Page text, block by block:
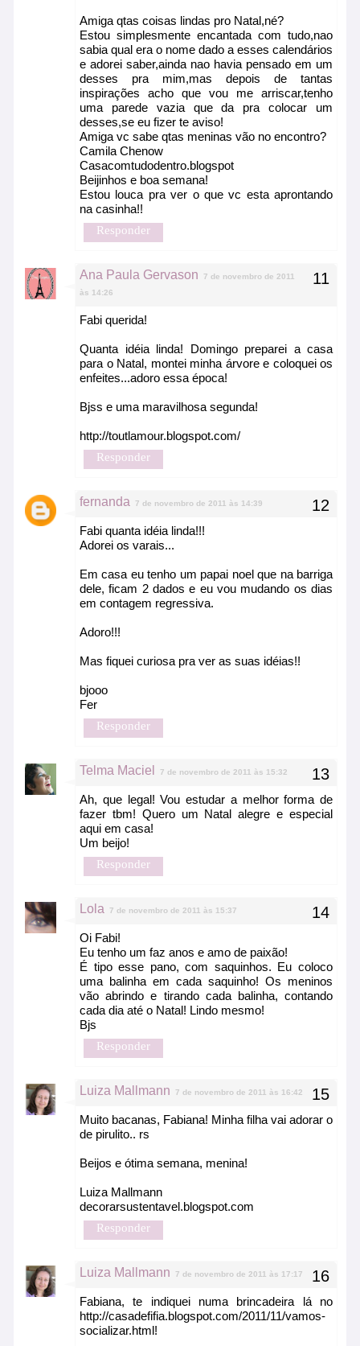
Amiga qtas coisas lindas pro Natal,né?
Estou simplesmente encantada com tudo,nao
sabia qual era o nome dado a esses calendários
e adorei saber,ainda nao havia pensado em um
desses pra mim,mas depois de tantas
inspirações acho que vou me arriscar,tenho
uma parede vazia que da pra colocar um
desses,se eu fizer te aviso!
Amiga vc sabe qtas meninas vão no encontro?
Camila Chenow
Casacomtudodentro.blogspot
Beijinhos e boa semana!
Estou louca pra ver o que vc esta aprontando
na casinha!!
Responder
Ana Paula Gervason
7 de novembro de 2011
às 14:26
Fabi querida!
Quanta idéia linda! Domingo preparei a casa
para o Natal, montei minha árvore e coloquei os
enfeites...adoro essa época!
Bjss e uma maravilhosa segunda!
http://toutlamour.blogspot.com/
Responder
fernanda 7 de novembro de 2011 às 14:39
Fabi quanta idéia linda!!!
Adorei os varais...
Em casa eu tenho um papai noel que na barriga
dele, ficam 2 dados e eu vou mudando os dias
em contagem regressiva.
Adoro!!!
Mas fiquei curiosa pra ver as suas idéias!!
bjooo
Fer
Responder
Telma Maciel 7 de novembro de 2011 às 15:32
Ah, que legal! Vou estudar a melhor forma de
fazer tbm! Quero um Natal alegre e especial
aqui em casa!
Um beijo!
Responder
Lola 7 de novembro de 2011 às 15:37
Oi Fabi!
Eu tenho um faz anos e amo de paixão!
É tipo esse pano, com saquinhos. Eu coloco
uma balinha em cada saquinho! Os meninos
vão abrindo e tirando cada balinha, contando
cada dia até o Natal! Lindo mesmo!
Bjs
Responder
Luiza Mallmann 7 de novembro de 2011 às 16:42
Muito bacanas, Fabiana! Minha filha vai adorar o
de pirulito.. rs
Beijos e ótima semana, menina!
Luiza Mallmann
decorarsustentavel.blogspot.com
Responder
Luiza Mallmann 7 de novembro de 2011 às 17:17
Fabiana, te indiquei numa brincadeira lá no
http://casadefifia.blogspot.com/2011/11/vamos-
socializar.html!